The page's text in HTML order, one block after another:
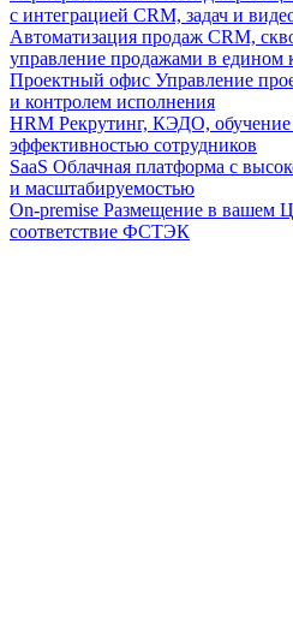
с интеграцией CRM, задач и
Автоматизация продаж CRM,
управление продажами в едином
Проектный офис Управление
и контролем исполнения
HRM Рекрутинг, КЭДО,
эффективностью сотрудников
SaaS Облачная платформа с
и масштабируемостью
On-premise Размещение в вашем
соответствие ФСТЭК